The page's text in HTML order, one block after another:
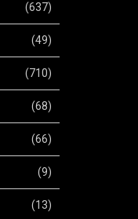
(637)
(49)
(710)
(68)
(66)
(9)
(13)